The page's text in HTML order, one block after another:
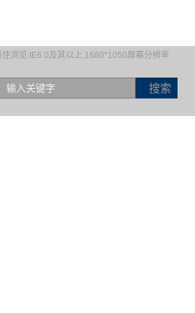
佳浏览:IE6.0及其以上,1680*1050屏幕分辨率